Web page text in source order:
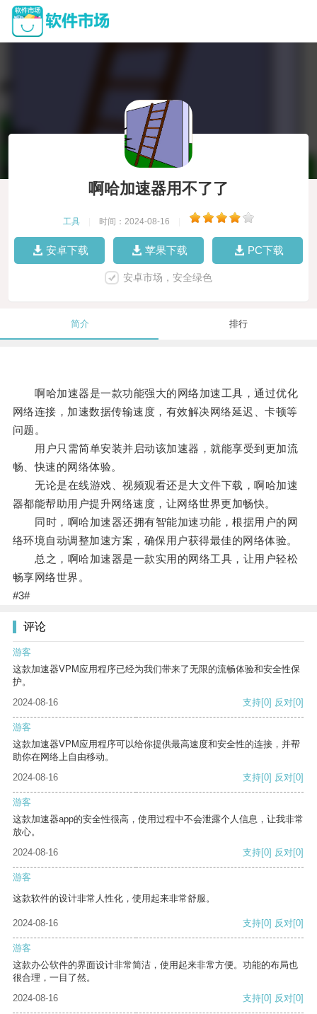
啊哈加速器用不了了
工具 时间：2024-08-16
安卓下载 苹果下载 PC下载
安卓市场，安全绿色
简介 排行
啊哈加速器是一款功能强大的网络加速工具，通过优化
网络连接，加速数据传输速度，有效解决网络延迟、卡顿等
问题。
用户只需简单安装并启动该加速器，就能享受到更加流
畅、快速的网络体验。
无论是在线游戏、视频观看还是大文件下载，啊哈加速
器都能帮助用户提升网络速度，让网络世界更加畅快。
同时，啊哈加速器还拥有智能加速功能，根据用户的网
络环境自动调整加速方案，确保用户获得最佳的网络体验。
总之，啊哈加速器是一款实用的网络工具，让用户轻松
畅享网络世界。
#3#
评论
游客
这款加速器VPM应用程序已经为我们带来了无限的流畅体验和安全性保
护。
2024-08-16
支持[0] 反对[0]
游客
这款加速器VPM应用程序可以给你提供最高速度和安全性的连接，并帮
助你在网络上自由移动。
2024-08-16
支持[0] 反对[0]
游客
这款加速器app的安全性很高，使用过程中不会泄露个人信息，让我非常
放心。
2024-08-16
支持[0] 反对[0]
游客
这款软件的设计非常人性化，使用起来非常舒服。
2024-08-16 支持[0] 反对[0]
游客
这款办公软件的界面设计非常简洁，使用起来非常方便。功能的布局也
很合理，一目了然。
2024-08-16
支持[0] 反对[0]